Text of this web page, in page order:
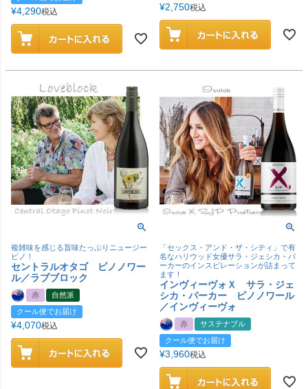
¥4,290税込 ¥2,750税込
複雑味を感じる旨味たっぷりニュージー
ピノ！
セントラルオタゴ ピノノワー
ル／ラブブロック
赤
自然派
クール便でお届け
¥4,070税込
「セックス・アンド・ザ・シティ」で有
名なハリウッド女優サラ・ジェシカ・パ
ーカーのインスピレーションが詰まって
ます！
インヴィーヴォＸ サラ・ジェ
シカ・パーカー ピノノワール
／インヴィーヴォ
赤
サステナブル
クール便でお届け
¥3,960税込